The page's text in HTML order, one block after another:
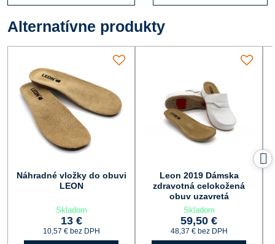
Alternatívne produkty
Náhradné vložky do obuvi
LEON
Skladom
13 €
10,57 € bez DPH
Leon 2019 Dámska
zdravotná celokožená
obuv uzavretá
Skladom
59,50 €
48,37 € bez DPH